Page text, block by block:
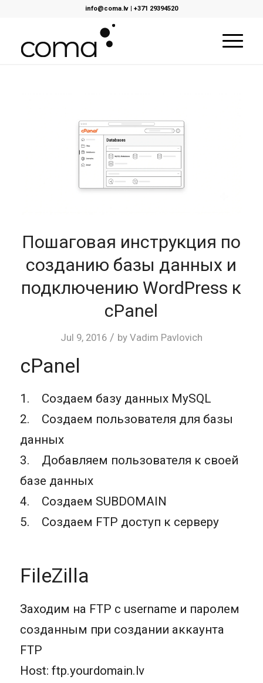
info@coma.lv| +371 29394520
Пошаговая инструкция по
созданию базы данных и
подключению WordPress к
cPanel
Jul 9, 2016 / by Vadim Pavlovich
cPanel
1. Создаем базу данных MySQL
2. Создаем пользователя для базы
данных
3. Добавляем пользователя к своей
базе данных
4. Создаем SUBDOMAIN
5. Создаем FTP доступ к серверу
FileZilla
Заходим на FTP с username и паролем
созданным при создании аккаунта
FTP
Host: ftp.yourdomain.lv